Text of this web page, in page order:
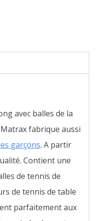
avec balles de la
fabrique aussi
garçons. A partir
Contient une
de tennis de
de tennis de table
parfaitement aux